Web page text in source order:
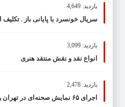
بازدید: 4,649
سریال خونسرد با پایانی باز .
بازدید: 3,099
انواع نقد و نقش منتقد هنری
بازدید: 2,478
اجرای ۶۵ نمایش صحنه‌ای در تهران و ۳۰۰ اثر در شهرستان‌ها